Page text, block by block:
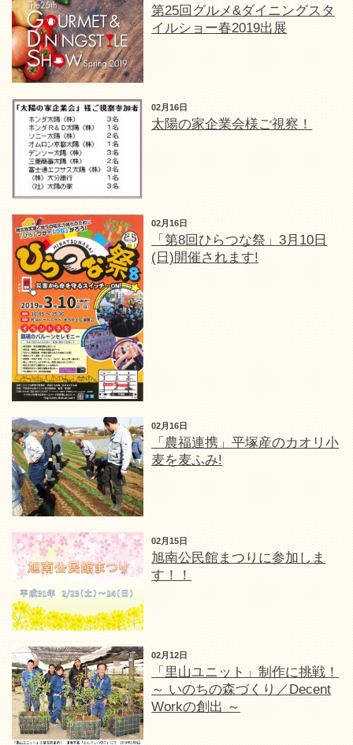
第25回グルメ&ダイニングスタ
イルショー春2019出展
02月16日
太陽の家企業会様ご視察！
02月16日
「第8回ひらつな祭」3月10日
(日)開催されます!
02月16日
「農福連携」平塚産のカオリ小
麦を麦ふみ!
02月15日
旭南公民館まつりに参加しま
す！！
02月12日
「里山ユニット」制作に挑戦！
～ いのちの森づくり／Decent
Workの創出 ～